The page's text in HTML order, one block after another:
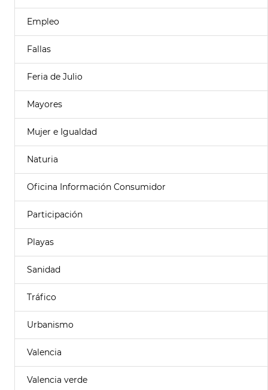
Empleo
Fallas
Feria de Julio
Mayores
Mujer e Igualdad
Naturia
Oficina Información Consumidor
Participación
Playas
Sanidad
Tráfico
Urbanismo
Valencia
Valencia verde